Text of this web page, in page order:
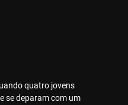
quatro jovens
se deparam com um